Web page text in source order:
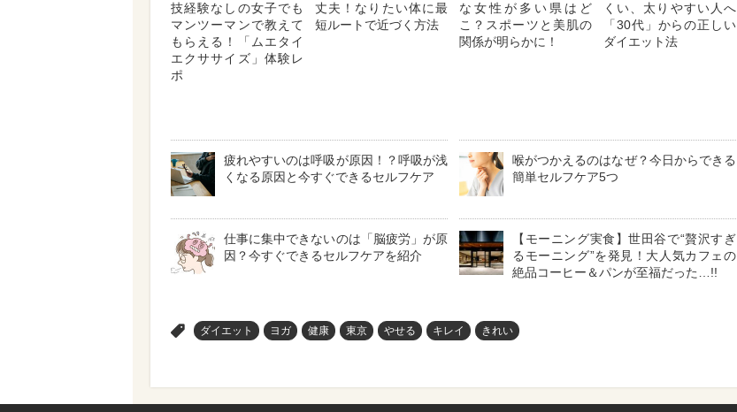
技経験なしの女子でも
マンツーマンで教えて
もらえる！「ムエタイ
エクササイズ」体験レ
ポ
丈夫！なりたい体に最
短ルートで近づく方法
な女性が多い県はど
こ？スポーツと美肌の
関係が明らかに！
くい、太りやすい人へ
「30代」からの正しい
ダイエット法
疲れやすいのは呼吸が原因！？呼吸が浅
くなる原因と今すぐできるセルフケア
喉がつかえるのはなぜ？今日からできる
簡単セルフケア5つ
仕事に集中できないのは「脳疲労」が原
因？今すぐできるセルフケアを紹介
【モーニング実食】世田谷で“贅沢すぎ
るモーニング”を発見！大人気カフェの
絶品コーヒー＆パンが至福だった…!!
ダイエット ヨガ 健康 東京 やせる キレイ きれい